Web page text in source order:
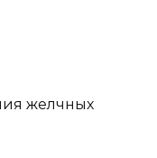
желчных